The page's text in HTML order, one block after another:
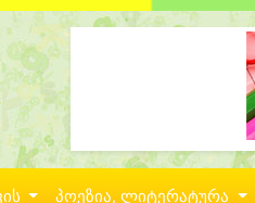
პოეზია, ლიტერატურა